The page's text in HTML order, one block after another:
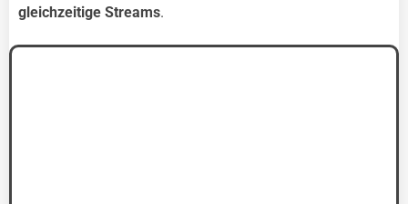
gleichzeitige Streams.